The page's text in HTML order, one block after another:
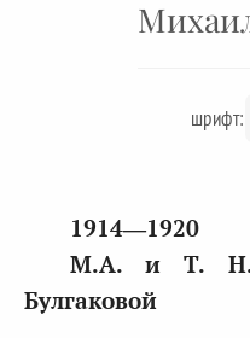
шрифт:
1914―1920
М.А. и Т. Н.
Булгаковой